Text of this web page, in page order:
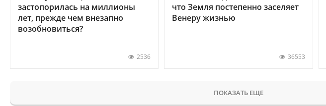
застопорилась на миллионы
лет, прежде чем внезапно
возобновиться?
2536
что Земля постепенно заселяет
Венеру жизнью
36553
ПОКАЗАТЬ ЕЩЕ